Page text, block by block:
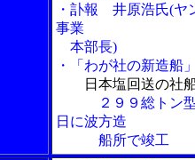
・訃報 井原浩氏(ヤ
事業
本部長)
・「わが社の新造船」
日本塩回送の社
２９９総トン型貨
日に波方造
船所で竣工